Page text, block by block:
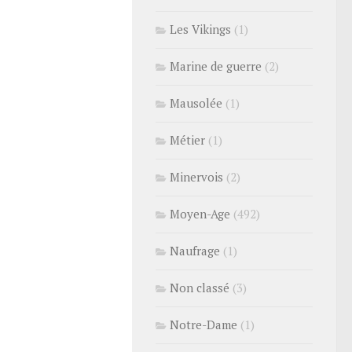
Les Vikings (1)
Marine de guerre (2)
Mausolée (1)
Métier (1)
Minervois (2)
Moyen-Age (492)
Naufrage (1)
Non classé (3)
Notre-Dame (1)